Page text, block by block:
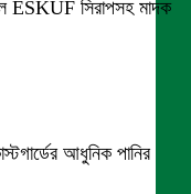
ESKUF সিরাপসহ মাদক
আধুনিক পানির